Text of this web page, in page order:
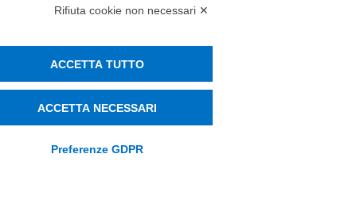
Rifiuta cookie non necessari ✕
ACCETTA TUTTO
ACCETTA NECESSARI
Preferenze GDPR